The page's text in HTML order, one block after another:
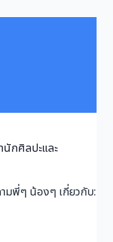
กศิลปะและ
มพี่ๆ น้องๆ เกี่ยวกับ: